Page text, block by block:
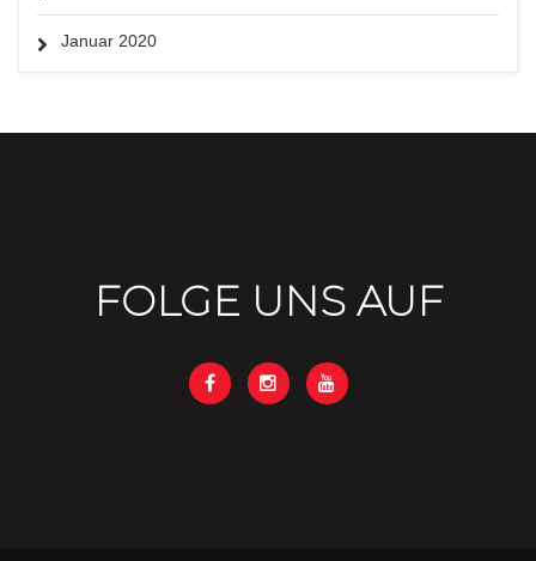
Januar 2020
FOLGE UNS AUF